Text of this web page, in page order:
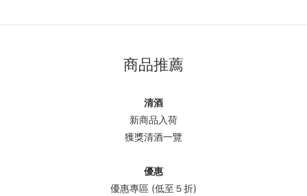
商品推薦
清酒
新商品入荷
獲獎清酒一覽
優惠
優惠專區 (低至５折)